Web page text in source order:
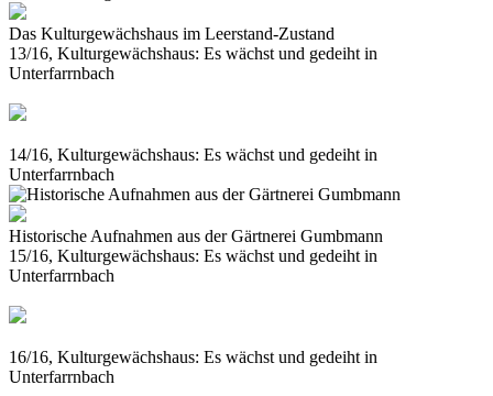
Das Kulturgewächshaus im Leerstand-Zustand
13/16, Kulturgewächshaus: Es wächst und gedeiht in
Unterfarrnbach
14/16, Kulturgewächshaus: Es wächst und gedeiht in
Unterfarrnbach
Historische Aufnahmen aus der Gärtnerei Gumbmann
15/16, Kulturgewächshaus: Es wächst und gedeiht in
Unterfarrnbach
16/16, Kulturgewächshaus: Es wächst und gedeiht in
Unterfarrnbach